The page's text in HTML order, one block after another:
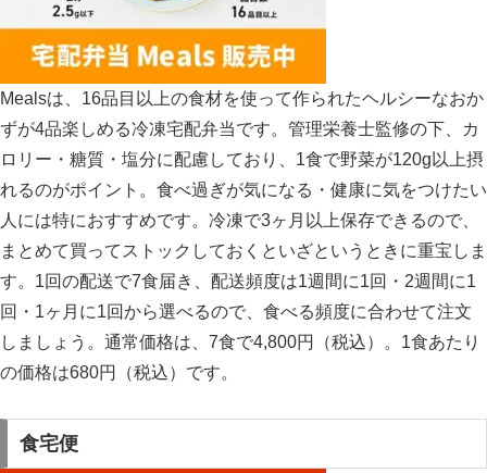
Mealsは、16品目以上の食材を使って作られたヘルシーなおか
ずが4品楽しめる冷凍宅配弁当です。管理栄養士監修の下、カ
ロリー・糖質・塩分に配慮しており、1食で野菜が120g以上摂
れるのがポイント。食べ過ぎが気になる・健康に気をつけたい
人には特におすすめです。冷凍で3ヶ月以上保存できるので、
まとめて買ってストックしておくといざというときに重宝しま
す。1回の配送で7食届き、配送頻度は1週間に1回・2週間に1
回・1ヶ月に1回から選べるので、食べる頻度に合わせて注文
しましょう。通常価格は、7食で4,800円（税込）。1食あたり
の価格は680円（税込）です。
食宅便